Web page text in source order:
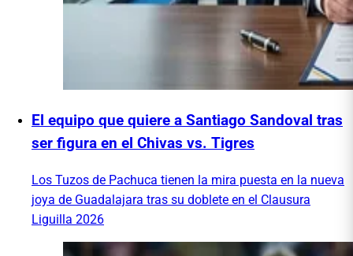
El equipo que quiere a Santiago Sandoval tras
ser figura en el Chivas vs. Tigres
Los Tuzos de Pachuca tienen la mira puesta en la nueva
joya de Guadalajara tras su doblete en el Clausura
Liguilla 2026